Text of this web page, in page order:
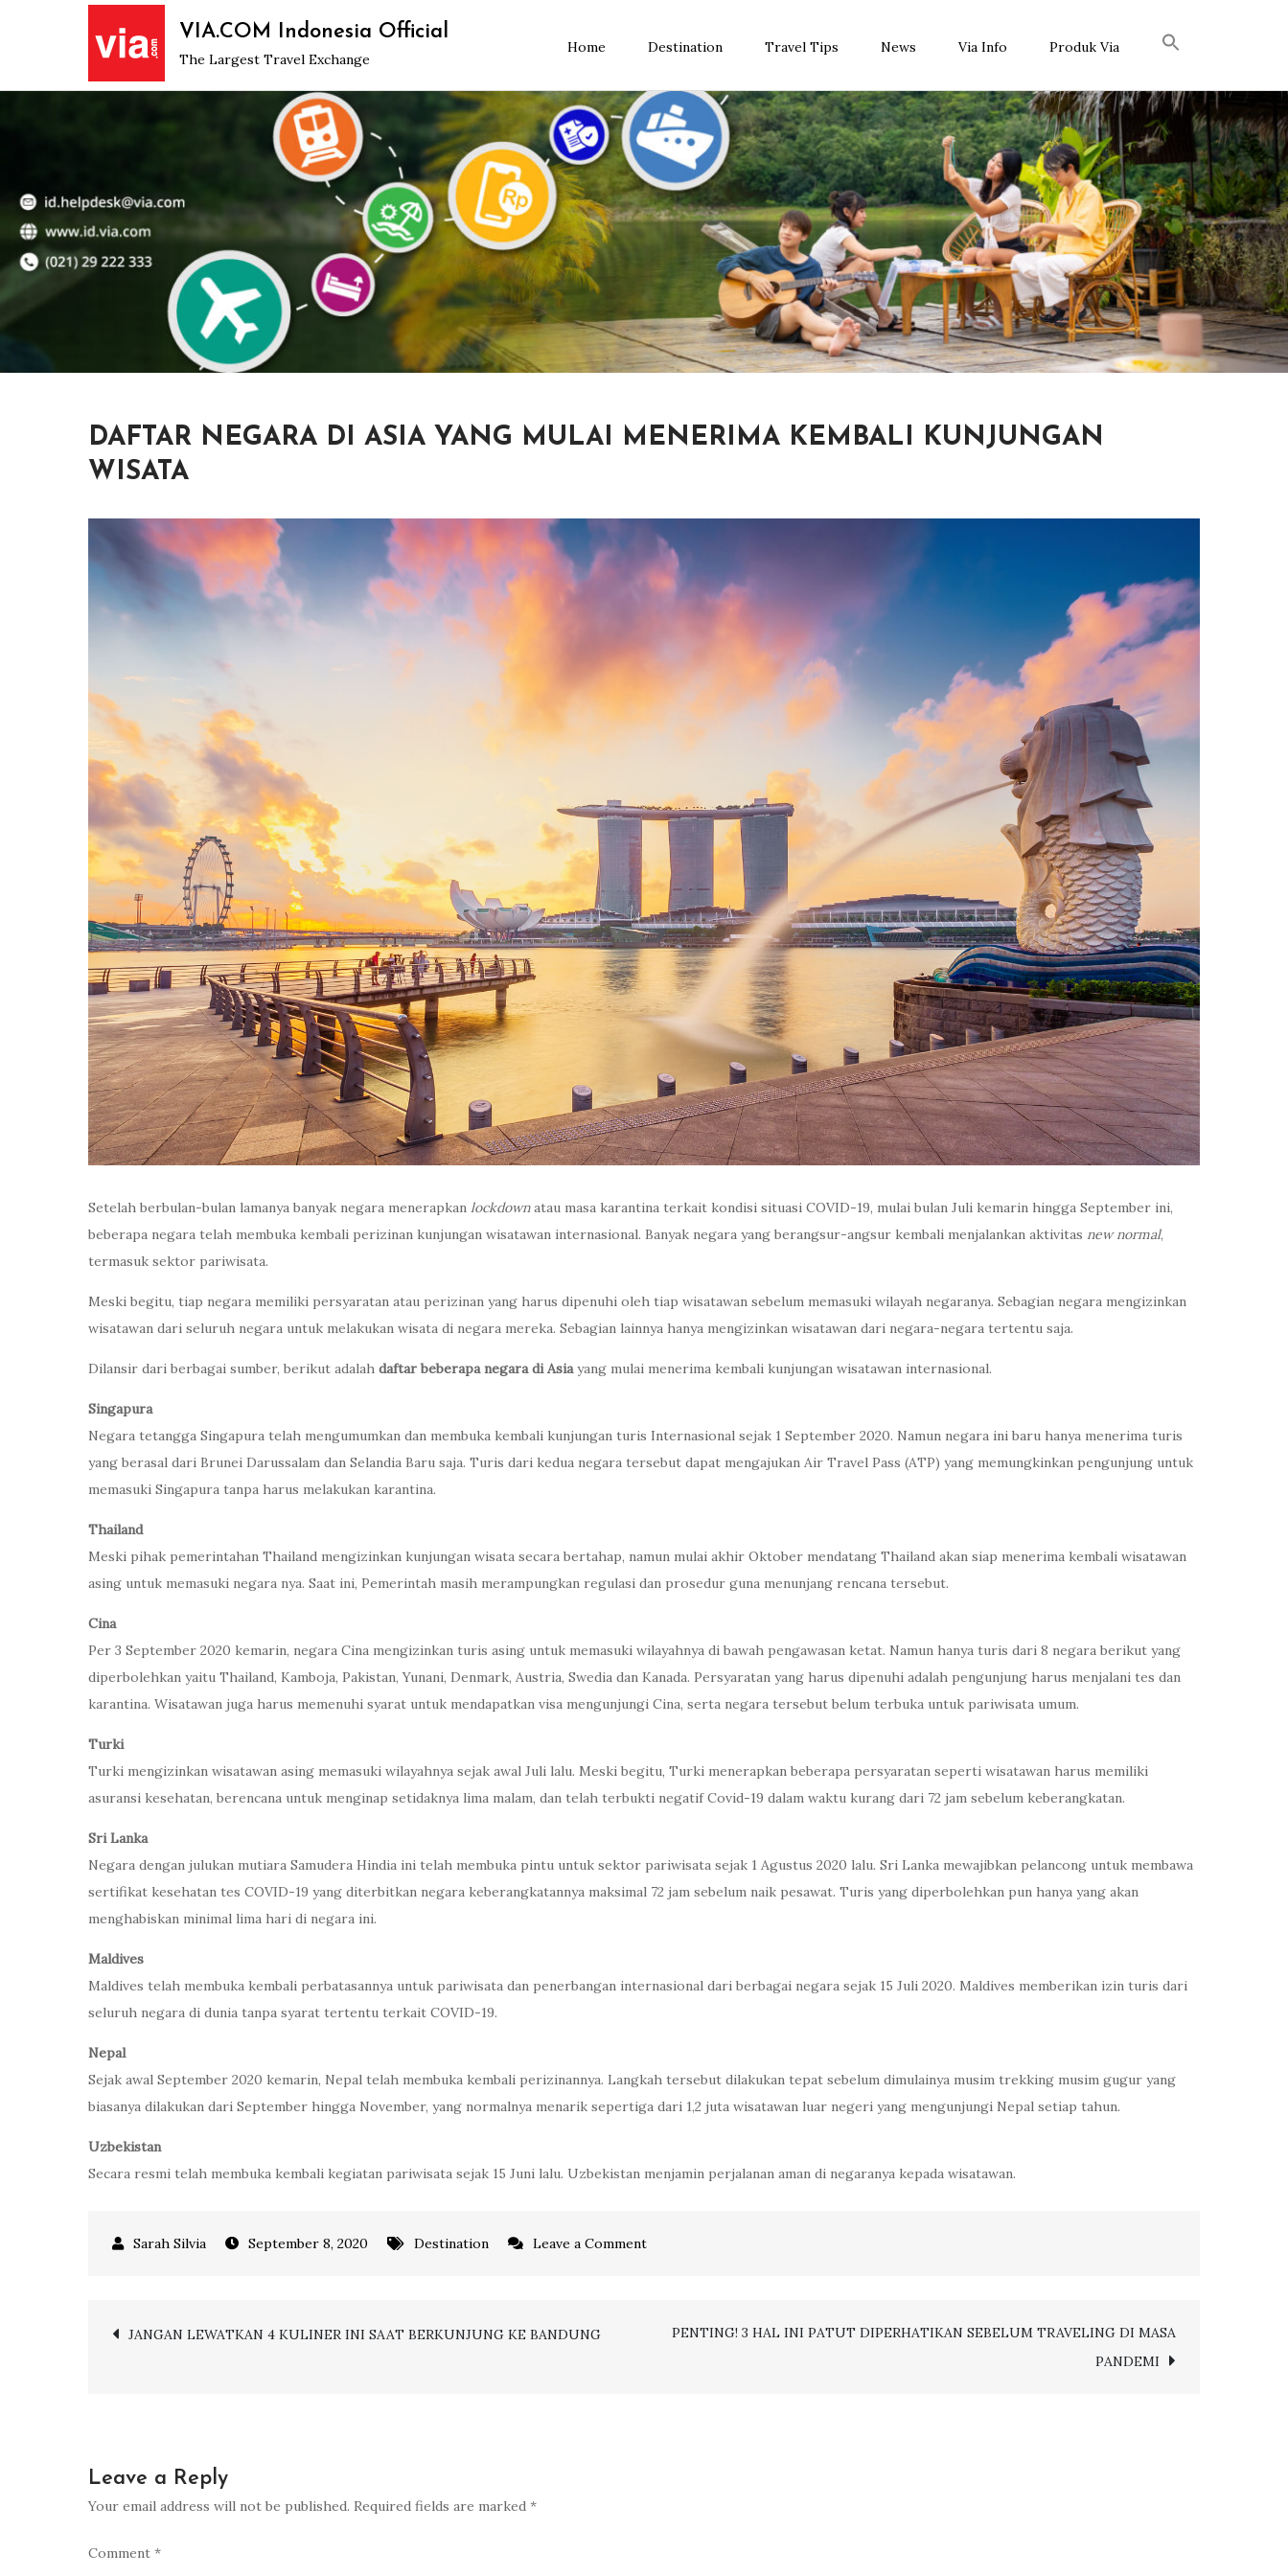
VIA.COM Indonesia Official
The Largest Travel Exchange
Home Destination Travel Tips News Via Info Produk Via
DAFTAR NEGARA DI ASIA YANG MULAI MENERIMA KEMBALI KUNJUNGAN
WISATA
Setelah berbulan-bulan lamanya banyak negara menerapkan lockdownatau masa karantina terkait kondisi situasi COVID-19, mulai bulan Juli kemarin hingga September ini,
beberapa negara telah membuka kembali perizinan kunjungan wisatawan internasional. Banyak negara yang berangsur-angsur kembali menjalankan aktivitas new normal,
termasuk sektor pariwisata.
Meski begitu, tiap negara memiliki persyaratan atau perizinan yang harus dipenuhi oleh tiap wisatawan sebelum memasuki wilayah negaranya. Sebagian negara mengizinkan
wisatawan dari seluruh negara untuk melakukan wisata di negara mereka. Sebagian lainnya hanya mengizinkan wisatawan dari negara-negara tertentu saja.
Dilansir dari berbagai sumber, berikut adalah daftar beberapa negara di Asiayang mulai menerima kembali kunjungan wisatawan internasional.
Singapura
Negara tetangga Singapura telah mengumumkan dan membuka kembali kunjungan turis Internasional sejak 1 September 2020. Namun negara ini baru hanya menerima turis
yang berasal dari Brunei Darussalam dan Selandia Baru saja. Turis dari kedua negara tersebut dapat mengajukan Air Travel Pass (ATP) yang memungkinkan pengunjung untuk
memasuki Singapura tanpa harus melakukan karantina.
Thailand
Meski pihak pemerintahan Thailand mengizinkan kunjungan wisata secara bertahap, namun mulai akhir Oktober mendatang Thailand akan siap menerima kembali wisatawan
asing untuk memasuki negara nya. Saat ini, Pemerintah masih merampungkan regulasi dan prosedur guna menunjang rencana tersebut.
Cina
Per 3 September 2020 kemarin, negara Cina mengizinkan turis asing untuk memasuki wilayahnya di bawah pengawasan ketat. Namun hanya turis dari 8 negara berikut yang
diperbolehkan yaitu Thailand, Kamboja, Pakistan, Yunani, Denmark, Austria, Swedia dan Kanada. Persyaratan yang harus dipenuhi adalah pengunjung harus menjalani tes dan
karantina. Wisatawan juga harus memenuhi syarat untuk mendapatkan visa mengunjungi Cina, serta negara tersebut belum terbuka untuk pariwisata umum.
Turki
Turki mengizinkan wisatawan asing memasuki wilayahnya sejak awal Juli lalu. Meski begitu, Turki menerapkan beberapa persyaratan seperti wisatawan harus memiliki
asuransi kesehatan, berencana untuk menginap setidaknya lima malam, dan telah terbukti negatif Covid-19 dalam waktu kurang dari 72 jam sebelum keberangkatan.
Sri Lanka
Negara dengan julukan mutiara Samudera Hindia ini telah membuka pintu untuk sektor pariwisata sejak 1 Agustus 2020 lalu. Sri Lanka mewajibkan pelancong untuk membawa
sertifikat kesehatan tes COVID-19 yang diterbitkan negara keberangkatannya maksimal 72 jam sebelum naik pesawat. Turis yang diperbolehkan pun hanya yang akan
menghabiskan minimal lima hari di negara ini.
Maldives
Maldives telah membuka kembali perbatasannya untuk pariwisata dan penerbangan internasional dari berbagai negara sejak 15 Juli 2020. Maldives memberikan izin turis dari
seluruh negara di dunia tanpa syarat tertentu terkait COVID-19.
Nepal
Sejak awal September 2020 kemarin, Nepal telah membuka kembali perizinannya. Langkah tersebut dilakukan tepat sebelum dimulainya musim trekking musim gugur yang
biasanya dilakukan dari September hingga November, yang normalnya menarik sepertiga dari 1,2 juta wisatawan luar negeri yang mengunjungi Nepal setiap tahun.
Uzbekistan
Secara resmi telah membuka kembali kegiatan pariwisata sejak 15 Juni lalu. Uzbekistan menjamin perjalanan aman di negaranya kepada wisatawan.
September 8, 2020 Destination Leave a Commenton
Post
JANGAN LEWATKAN 4 KULINER INI SAAT BERKUNJUNG KE BANDUNG
PENTING! 3 HAL INI PATUT DIPERHATIKAN SEBELUM TRAVELING DI MASA
PANDEMI
Leave a Reply
Your email address will not be published. Required fields are marked *
Comment *